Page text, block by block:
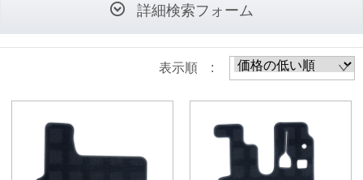
詳細検索フォーム
表示順 :